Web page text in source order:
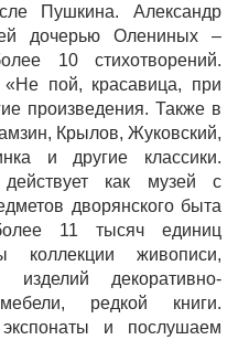
Пушкина. Александр
дочерью Олениных –
10 стихотворений.
пой, красавица, при
произведения. Также в
Крылов, Жуковский,
и другие классики.
как музей с
дворянского быта
11 тысяч единиц
коллекции живописи,
изделий декоративно-
редкой книги.
и послушаем